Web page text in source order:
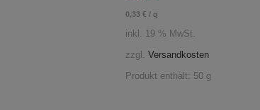
0,33 € / g
inkl. 19 % MwSt.
zzgl. Versandkosten
Produkt enthält: 50 g